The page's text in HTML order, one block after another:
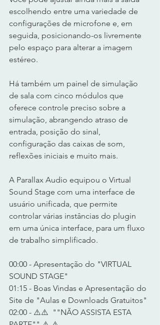
escolhendo entre uma variedade de
configurações de microfone e, em
seguida, posicionando-os livremente
pelo espaço para alterar a imagem
estéreo.
Há também um painel de simulação
de sala com cinco módulos que
oferece controle preciso sobre a
simulação, abrangendo atraso de
entrada, posição do sinal,
configuração das caixas de som,
reflexões iniciais e muito mais.
A Parallax Audio equipou o Virtual
Sound Stage com uma interface de
usuário unificada, que permite
controlar várias instâncias do plugin
em uma única interface, para um fluxo
de trabalho simplificado.
00:00 - Apresentação do "VIRTUAL
SOUND STAGE"
01:15 - Boas Vindas e Apresentação do
Site de "Aulas e Downloads Gratuitos"
02:00 - ⚠️⚠️  ""NÃO ASSISTA ESTA